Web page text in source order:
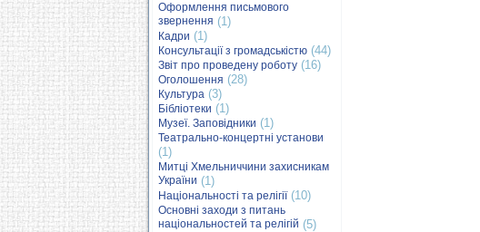
Оформлення письмового
звернення (1)
Кадри (1)
Консультації з громадськістю (44)
Звіт про проведену роботу (16)
Оголошення (28)
Культура (3)
Бібліотеки (1)
Музеї. Заповідники (1)
Театрально-концертні установи
(1)
Митці Хмельниччини захисникам
України (1)
Національності та релігії(10)
Основні заходи з питань
національностей та релігій (5)